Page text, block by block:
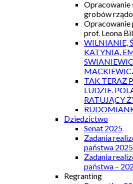
Opracowanie
grobów
Opracowanie
prof. Leona
WILNIANIE,
KATYNIA,
TAK TERAZ
LUDZIE.
RATUJĄCY
Dziedzictwo
Senat 2025
Zadania
państwa 2025
Zadania
państwa –
Regranting